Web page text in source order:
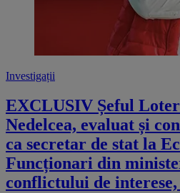
Investigații
EXCLUSIV Șeful
Nedelcea, evaluat și
ca secretar de stat la
Funcționari din
conflictului de